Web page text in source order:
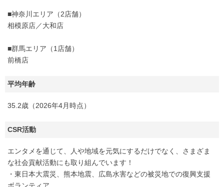
■神奈川エリア（2店舗）
相模原店／大和店
■群馬エリア（1店舗）
前橋店
平均年齢
35.2歳（2026年4月時点）
CSR活動
エンタメを通じて、人や地域を元気にするだけでなく、さまざま
な社会貢献活動にも取り組んでいます！
・東日本大震災、熊本地震、広島水害などの被災地での復興支援